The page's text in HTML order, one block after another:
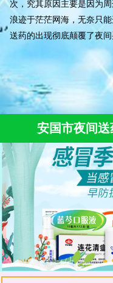
次，究其原因主要是因为
浪迹于茫茫网海，无奈只
送药的出现彻底颠覆了夜
安国市夜间